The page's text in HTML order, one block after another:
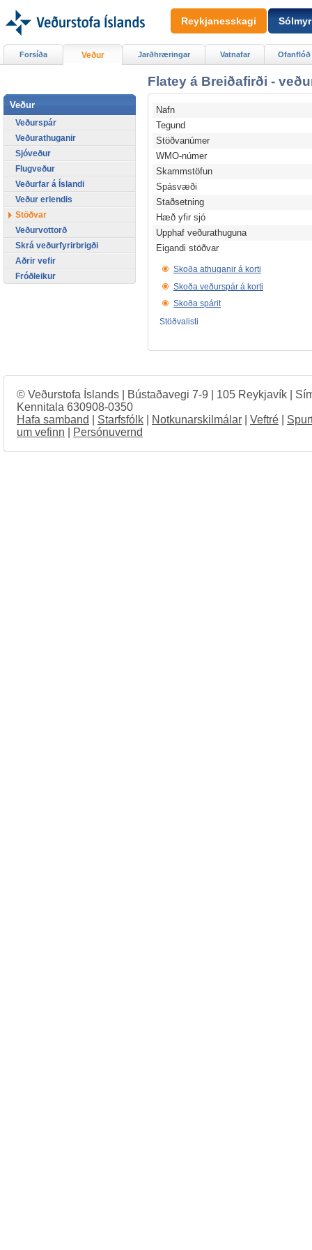
Flatey á Breiðafirði -
Nafn
Tegund
Stöðvanúmer
WMO-númer
Skammstöfun
Spásvæði
Staðsetning
Hæð yfir sjó
Upphaf veðurathuguna
Eigandi stöðvar
Skoða athuganir á korti
Skoða veðurspár á korti
Skoða spárit
Stöðvalisti
Forsíða Veður Jarðhræringar Vatnafar Ofanflóð
Veður
Veðurspár
Veðurathuganir
Sjóveður
Flugveður
Veðurfar á Íslandi
Veður erlendis
Stöðvar
Veðurvottorð
Skrá veðurfyrirbrigði
Aðrir vefir
Fróðleikur
Reykjanesskagi
© Veðurstofa Íslands | Bústaðavegi 7-9 | 105 Reykjavík |
Kennitala 630908-0350
Hafa samband
Starfsfólk Notkunarskilmálar Veftré
um vefinn
Persónuvernd